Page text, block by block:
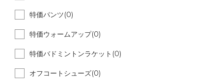
特価パンツ(0)
特価ウォームアップ(0)
特価バドミントンラケット(0)
オフコートシューズ(0)